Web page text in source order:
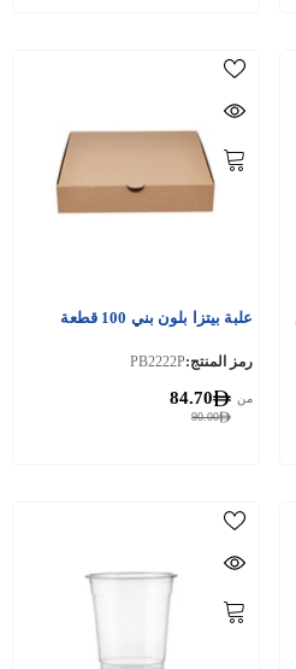
علبة بيتزا بلون بني 100 قطعة
رمز المنتج:PB2222P
90.00
من 84.70